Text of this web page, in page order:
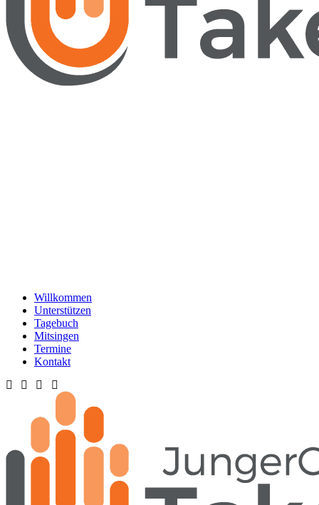
Willkommen
Unterstützen
Tagebuch
Mitsingen
Termine
Kontakt